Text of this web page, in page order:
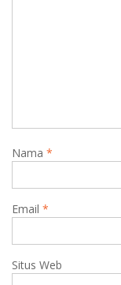
Nama *
Email *
Situs Web